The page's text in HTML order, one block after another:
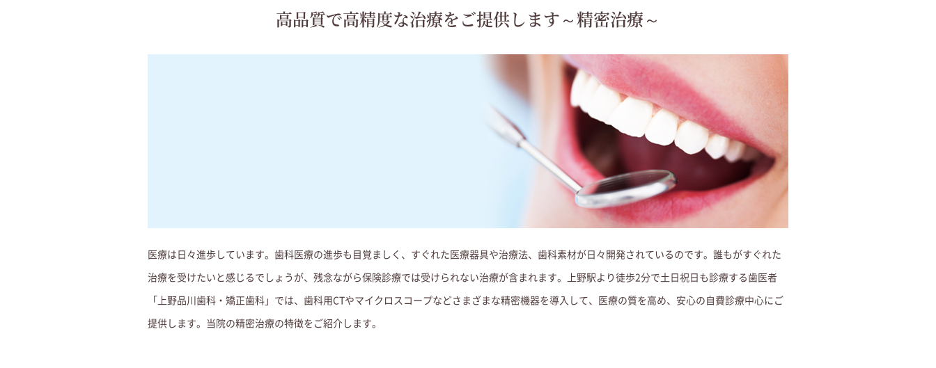
高品質で高精度な治療をご提供します～精密治療～
医療は日々進歩しています。歯科医療の進歩も目覚ましく、すぐれた医療器具や治療法、歯科素材が日々開発されているのです。誰もがすぐれた
治療を受けたいと感じるでしょうが、残念ながら保険診療では受けられない治療が含まれます。
上野駅より徒歩2分で土日祝日も診療する歯医者
「上野品川歯科・矯正歯科」では、歯科用CTやマイクロスコープなどさまざまな精密機器を導入して、医療の質を高め、安心の自費診療中心にご
提供します。当院の精密治療の特徴をご紹介します。